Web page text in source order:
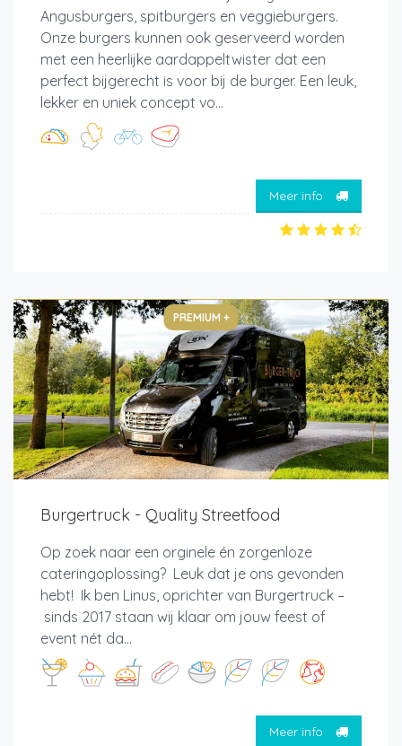
Angusburgers, spitburgers en veggieburgers.
Onze burgers kunnen ook geserveerd worden
met een heerlijke aardappeltwister dat een
perfect bijgerecht is voor bij de burger. Een leuk,
lekker en uniek concept vo...
Meer info
PREMIUM +
Burgertruck - Quality Streetfood
Op zoek naar een orginele én zorgenloze
cateringoplossing? Leuk dat je ons gevonden
hebt! Ik ben Linus, oprichter van Burgertruck –
sinds 2017 staan wij klaar om jouw feest of
event nét da...
Meer info